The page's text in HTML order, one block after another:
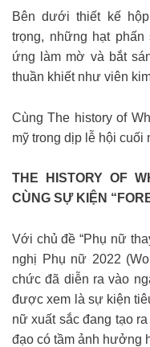
Bên dưới thiết kế
trọng, những hạt
ứng làm mờ và bắt
thuần khiết như viên
Cùng The history of
mỹ trong dịp lễ hội cuối
THE HISTORY OF
CÙNG SỰ KIỆN
Với chủ đề “Phụ nữ
nghị Phụ nữ 2022
chức đã diễn ra vào
được xem là sự kiện
nữ xuất sắc đang tạo
đạo có tầm ảnh hưởng